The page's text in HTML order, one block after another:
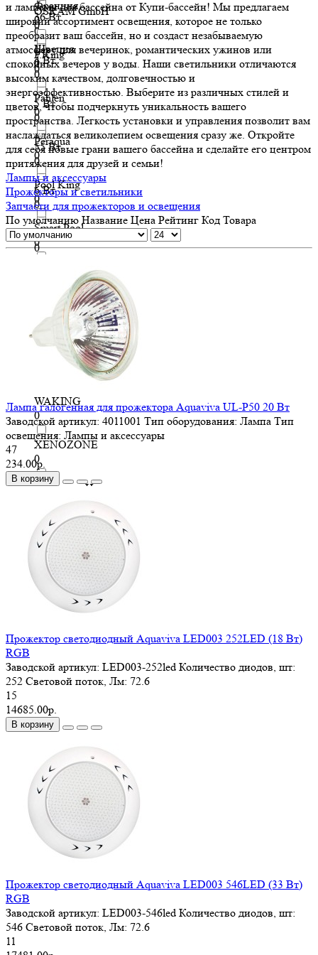
36 Вт
0
4 Вт
0
5 Вт
0
55 Вт
0
6 Вт
0
7 Вт
0
80 Вт
OSRAM GmbH
0
P.King
0
Pahlen
0
Peraqua
0
Pool King
0
Smart Pool
0
SYLVANIA
Tad pole
0
TUNGSRAM
WAKING
0
XENOZONE
0
Маркопул Нордвест
Франция
0
Швеция
0
и лампами для бассейна от Купи-бассейн! Мы предлагаем
широкий ассортимент освещения, которое не только
преобразит ваш бассейн, но и создаст незабываемую
атмосферу для вечеринок, романтических ужинов или
спокойных вечеров у воды. Наши светильники отличаются
высоким качеством, долговечностью и
энергоэффективностью. Выберите из различных стилей и
цветов, чтобы подчеркнуть уникальность вашего
пространства. Легкость установки и управления позволит вам
наслаждаться великолепием освещения сразу же. Откройте
для себя новые грани вашего бассейна и сделайте его центром
притяжения для друзей и семьи!
Лампы и аксессуары
Прожекторы и светильники
Запчасти для прожекторов и освещения
По умолчанию Название Цена Рейтинг Код Товара
Лампа галогенная для прожектора Aquaviva UL-P50 20 Вт
Заводской артикул: 4011001 Тип оборудования: Лампа Тип
освещения: Лампы и аксессуары
47
234.00р.
В корзину
Прожектор светодиодный Aquaviva LED003 252LED (18 Вт)
RGB
Заводской артикул: LED003-252led Количество диодов, шт:
252 Световой поток, Лм: 72.6
15
14685.00р.
В корзину
Прожектор светодиодный Aquaviva LED003 546LED (33 Вт)
RGB
Заводской артикул: LED003-546led Количество диодов, шт:
546 Световой поток, Лм: 72.6
11